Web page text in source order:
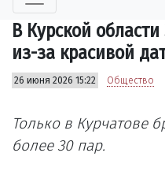
В Курской
из-за красивой
26 июня 2026 15:22 Общество
Только в Курчатове
более 30 пар.